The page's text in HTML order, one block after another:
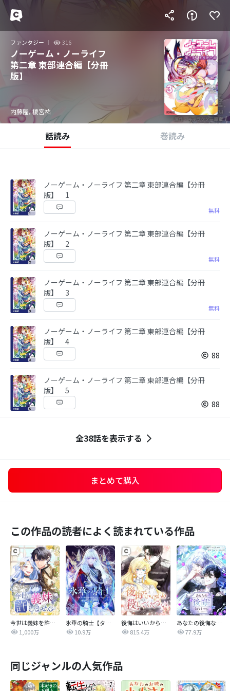
ファンタジー 316
ノーゲーム・ノーライフ
第二章 東部連合編【分冊
版】
内藤隆, 榎宮祐
話読み 巻読み
ノーゲーム・ノーライフ 第二章 東部連合編【分冊
版】 1
無料
ノーゲーム・ノーライフ 第二章 東部連合編【分冊
版】 2
無料
ノーゲーム・ノーライフ 第二章 東部連合編【分冊
版】 3
無料
ノーゲーム・ノーライフ 第二章 東部連合編【分冊
版】 4
88
ノーゲーム・ノーライフ 第二章 東部連合編【分冊
版】 5
88
全38話を表示する
まとめて購入
この作品の読者によく読まれている作品
今世は義妹を許しません
1,000万
氷華の騎士【タテヨミ】
10.9万
後悔はいいから殺してください
815.4万
あなたの後悔なんて知りません【タテヨミ】
77.9万
同じジャンルの人気作品